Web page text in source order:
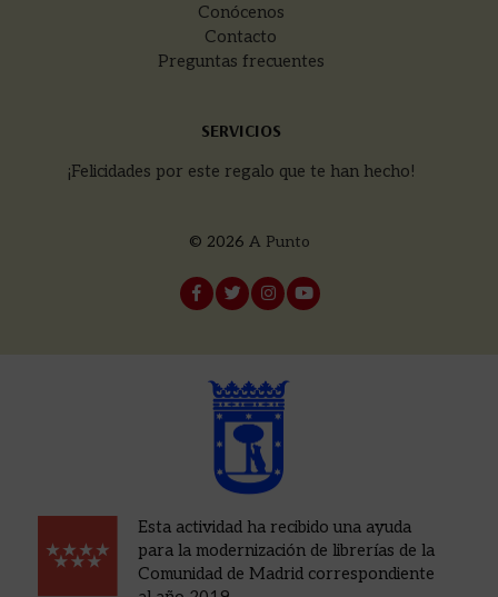
Conócenos
Contacto
Preguntas frecuentes
SERVICIOS
¡Felicidades por este regalo que te han hecho!
© 2026 A Punto
Esta actividad ha recibido una ayuda
para la modernización de librerías de la
Comunidad de Madrid correspondiente